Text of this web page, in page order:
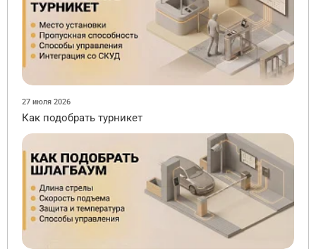
27 июля 2026
Как подобрать турникет